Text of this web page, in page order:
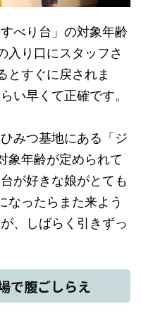
べり台」の対象年齢
入り口にスタッフさ
とすぐに戻されま
い早くて正確です。
みつ基地にある「ジ
象年齢が定められて
が好きな娘がとても
なったらまた来よう
、しばらく引きずっ
で腹ごしらえ